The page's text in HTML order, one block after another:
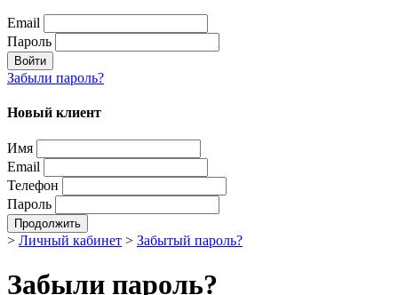
Email
Пароль
Войти
Забыли пароль?
Новый клиент
Имя
Email
Телефон
Пароль
Продолжить
> Личный кабинет > Забытый пароль?
Забыли пароль?